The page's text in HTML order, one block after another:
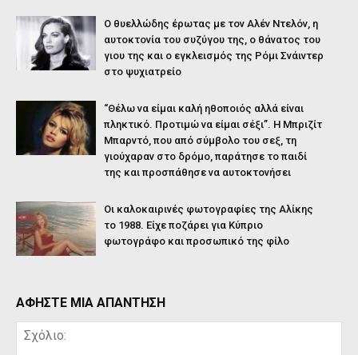
Ο θυελλώδης έρωτας με τον Αλέν Ντελόν, η
αυτοκτονία του συζύγου της, ο θάνατος του
γιου της και ο εγκλεισμός της Ρόμι Σνάιντερ
στο ψυχιατρείο
“Θέλω να είμαι καλή ηθοποιός αλλά είναι
πληκτικό. Προτιμώ να είμαι σέξι”. Η Μπριζίτ
Μπαρντό, που από σύμβολο του σεξ, τη
γιούχαραν στο δρόμο, παράτησε το παιδί
της και προσπάθησε να αυτοκτονήσει
Οι καλοκαιρινές φωτογραφίες της Αλίκης
το 1988. Είχε ποζάρει για Κύπριο
φωτογράφο και προσωπικό της φίλο
ΑΦΗΣΤΕ ΜΙΑ ΑΠΑΝΤΗΣΗ